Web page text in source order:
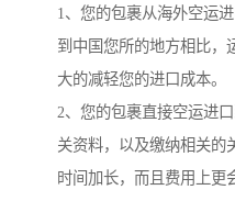
1、您的包裹从海外空运
到中国您所的地方相比，
大的减轻您的进口成本。
2、您的包裹直接空运进
关资料，以及缴纳相关的
时间加长，而且费用上更